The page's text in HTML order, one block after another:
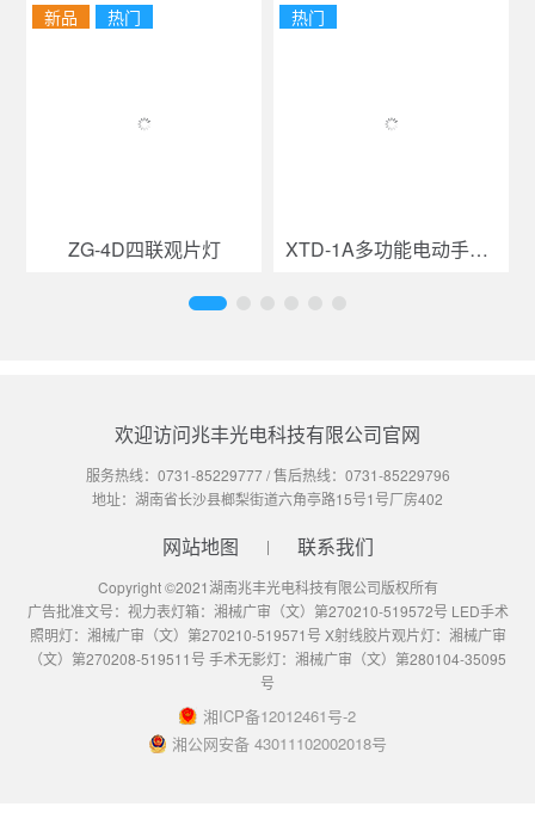
新品 热门
ZG-4D四联观片灯
热门
XTD-1A多功能电动手术台
欢迎访问兆丰光电科技有限公司官网
服务热线： 0731-85229777/ 售后热线： 0731-85229796
地址：湖南省长沙县榔梨街道六角亭路15号1号厂房402
网站地图 联系我们
Copyright ©2021湖南兆丰光电科技有限公司版权所有
广告批准文号：视力表灯箱：湘械广审（文）第270210-519572号 LED手术
照明灯：湘械广审（文）第270210-519571号 X射线胶片观片灯：湘械广审
（文）第270208-519511号 手术无影灯：湘械广审（文）第280104-35095
号
湘ICP备12012461号-2
湘公网安备 43011102002018号